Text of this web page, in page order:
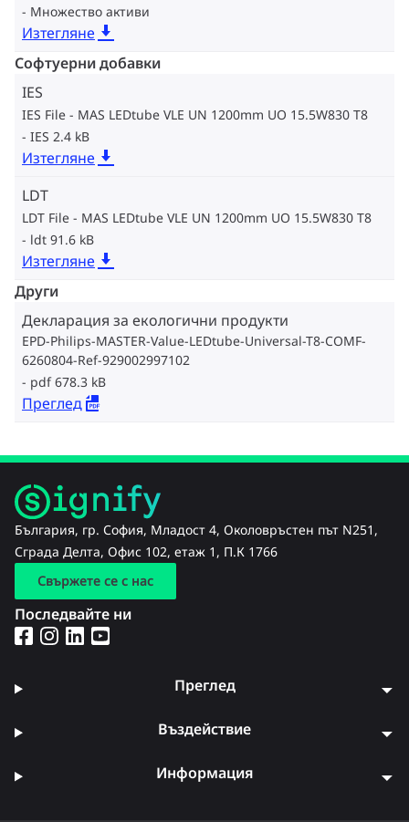
Множество активи
Изтегляне
Софтуерни добавки
IES
IES File - MAS LEDtube VLE UN 1200mm UO 15.5W830 T8
IES 2.4 kB
Изтегляне
LDT
LDT File - MAS LEDtube VLE UN 1200mm UO 15.5W830 T8
ldt 91.6 kB
Изтегляне
Други
Декларация за екологични продукти
EPD-Philips-MASTER-Value-LEDtube-Universal-T8-COMF-
6260804-Ref-929002997102
pdf 678.3 kB
Преглед
България, гр. София, Младост 4, Околовръстен път N251,
Сграда Делта, Офис 102, етаж 1, П.К 1766
Свържете се с нас
Последвайте ни
Преглед
Въздействие
Информация